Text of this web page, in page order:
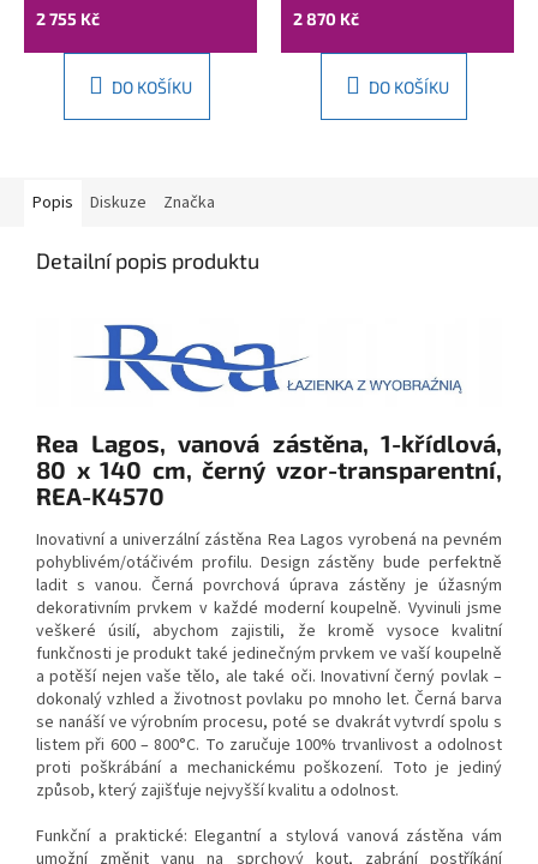
K7632
2 755 Kč
DO KOŠÍKU
K7633
2 870 Kč
DO KOŠÍKU
Popis Diskuze Značka
Detailní popis produktu
Rea Lagos, vanová zástěna, 1-křídlová,
80 x 140 cm, černý vzor-transparentní,
REA-K4570
Inovativní a univerzální zástěna Rea Lagos vyrobená na pevném
pohyblivém/otáčivém profilu. Design zástěny bude perfektně
ladit s vanou. Černá povrchová úprava zástěny je úžasným
dekorativním prvkem v každé moderní koupelně. Vyvinuli jsme
veškeré úsilí, abychom zajistili, že kromě vysoce kvalitní
funkčnosti je produkt také jedinečným prvkem ve vaší koupelně
a potěší nejen vaše tělo, ale také oči. Inovativní černý povlak –
dokonalý vzhled a životnost povlaku po mnoho let. Černá barva
se nanáší ve výrobním procesu, poté se dvakrát vytvrdí spolu s
listem při 600 – 800°C. To zaručuje 100% trvanlivost a odolnost
proti poškrábání a mechanickému poškození. Toto je jediný
způsob, který zajišťuje nejvyšší kvalitu a odolnost.
Funkční a praktické: Elegantní a stylová vanová zástěna vám